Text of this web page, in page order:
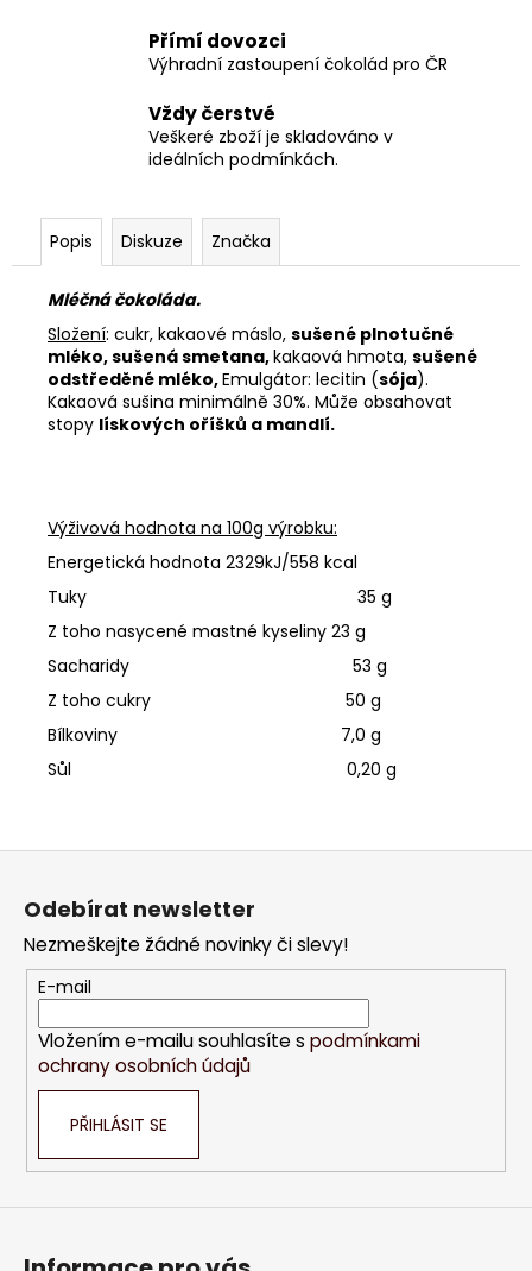
Přímí dovozci
Výhradní zastoupení čokolád pro ČR
Vždy čerstvé
Veškeré zboží je skladováno v
ideálních podmínkách.
Popis Diskuze Značka
Mléčná čokoláda.
Složení: cukr, kakaové máslo, sušené plnotučné
mléko, sušená smetana,kakaová hmota, sušené
odstředěné mléko,Emulgátor: lecitin (sója).
Kakaová sušina minimálně 30%. Může obsahovat
stopy lískových oříšků a mandlí.
Výživová hodnota na 100g výrobku:
Energetická hodnota 2329kJ/558 kcal
Tuky 35 g
Z toho nasycené mastné kyseliny 23 g
Sacharidy 53 g
Z toho cukry 50 g
Bílkoviny 7,0 g
Sůl 0,20 g
Z
Odebírat newsletter
Nezmeškejte žádné novinky či slevy!
E-mail
Vložením e-mailu souhlasíte s podmínkami
ochrany osobních údajů
PŘIHLÁSIT SE